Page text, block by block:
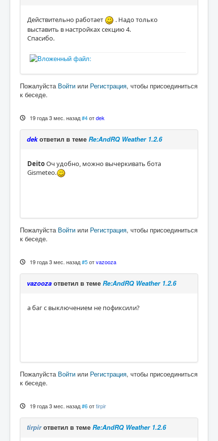
Действительно работает
. Надо только
выставить в настройках секцию 4.
Спасибо.
Пожалуйста Войти или Регистрация, чтобы присоединиться
к беседе.
19 года 3 мес. назад #4 отdek
dekответил в теме Re:AndRQ Weather 1.2.6
DeitoОч удобно, можно вычеркивать бота
Gismeteo.
Пожалуйста Войти или Регистрация, чтобы присоединиться
к беседе.
19 года 3 мес. назад #5 отvazooza
vazooza ответил в теме Re:AndRQ Weather 1.2.6
а баг с выключением не пофиксили?
Пожалуйста Войти или Регистрация, чтобы присоединиться
к беседе.
19 года 3 мес. назад #6 отtirpir
tirpirответил в теме Re:AndRQ Weather 1.2.6